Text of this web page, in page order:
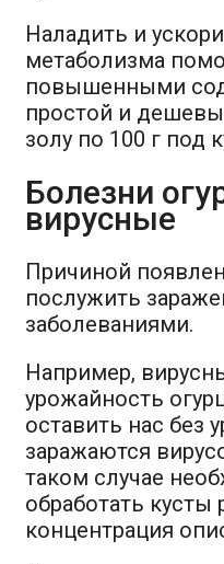
Наладить и
метаболизма
повышенными
простой и
золу по 100 г под
Болезни
вирусные
Причиной
послужить
заболеваниями.
Например,
урожайность
оставить нас без
заражаются
таком случае
обработать кусты
концентрация